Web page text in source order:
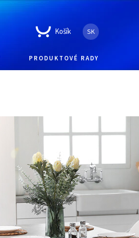
Košík SK
PRODUKTOVÉ RADY